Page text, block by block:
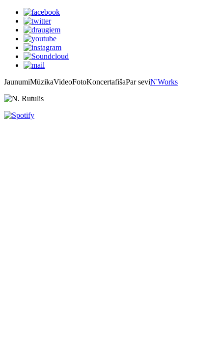
JaunumiMūzikaVideoFotoKoncertafišaPar seviN'Works